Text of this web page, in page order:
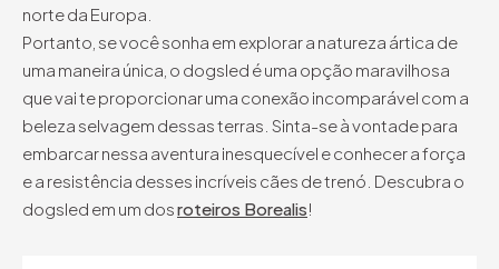
norte da Europa.
Portanto, se você sonha em explorar a natureza ártica de
uma maneira única, o dogsled é uma opção maravilhosa
que vai te proporcionar uma conexão incomparável com a
beleza selvagem dessas terras. Sinta-se à vontade para
embarcar nessa aventura inesquecível e conhecer a força
e a resistência desses incríveis cães de trenó. Descubra o
dogsled em um dosroteiros Borealis!